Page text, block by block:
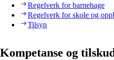
Regelverk for barnehage
Regelverk for skole og
Tilsyn
Kompetanse og